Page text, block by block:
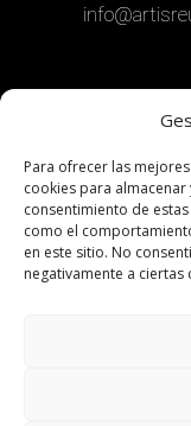
Para ofrecer las
cookies para
consentimiento de
como el
en este sitio. No
negativamente a ciertas